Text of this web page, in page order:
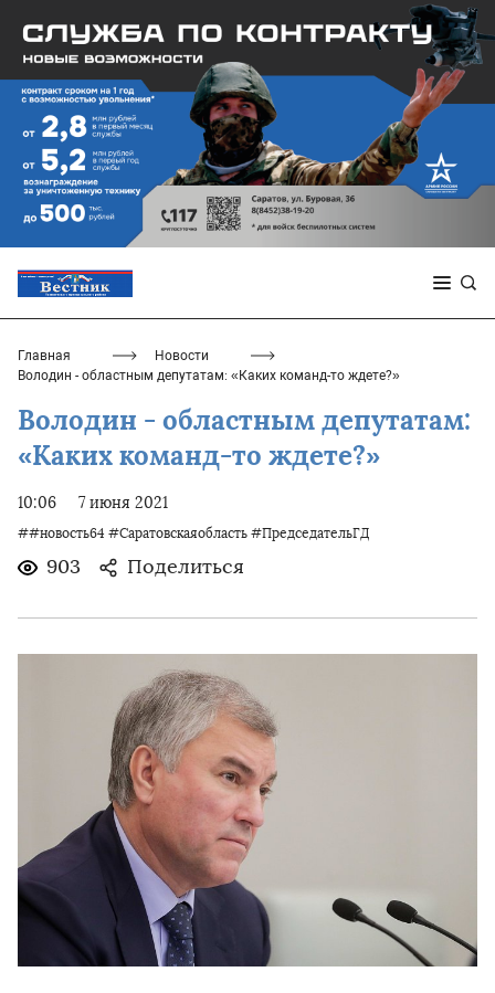
Главная
Новости
Володин - областным депутатам: «Каких команд-то ждете?»
Володин - областным депутатам:
«Каких команд-то ждете?»
10:06 7 июня 2021
##новость64 #Саратовскаяобласть #ПредседательГД
903 Поделиться